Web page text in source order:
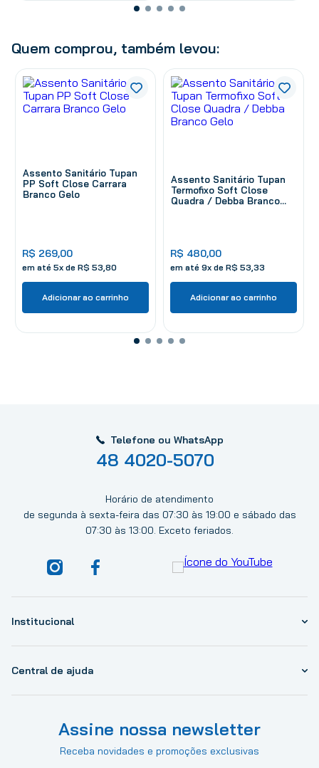
Quem comprou, também levou:
Assento Sanitário Tupan
PP Soft Close Carrara
Branco Gelo
R$ 269,00
em até 5x de R$ 53 80
Adicionar ao carrinho
Assento Sanitário Tupan
Termofixo Soft Close
Quadra / Debba Branco
R$ 480,00
em até 9x de R$ 53 33
Adicionar ao carrinho
Telefone ou WhatsApp
48 4020-5070
Horário de atendimento
de segunda à sexta-feira das 07:30 às 19:00 e sábado das
07:30 às 13:00. Exceto feriados.
Institucional
Central de ajuda
Assine nossa newsletter
Receba novidades e promoções exclusivas